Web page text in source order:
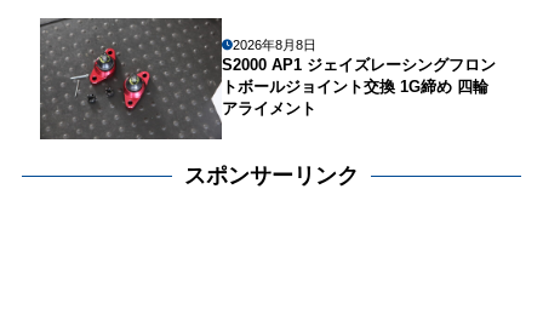
2026年8月8日
S2000 AP1 ジェイズレーシングフロン
トボールジョイント交換 1G締め 四輪
アライメント
スポンサーリンク